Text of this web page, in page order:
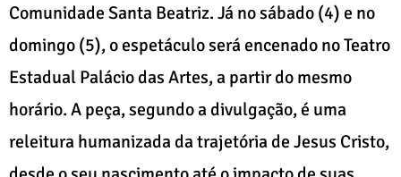
Comunidade Santa Beatriz. Já no sábado (4) e no
domingo (5), o espetáculo será encenado no Teatro
Estadual Palácio das Artes, a partir do mesmo
horário. A peça, segundo a divulgação, é uma
releitura humanizada da trajetória de Jesus Cristo,